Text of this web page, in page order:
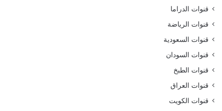
قنوات الدراما
قنوات الرياضة
قنوات السعودية
قنوات السودان
قنوات الطبخ
قنوات العراق
قنوات الكويت